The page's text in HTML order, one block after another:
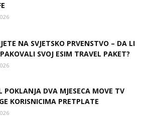
NA SVJETSKO PRVENSTVO – DA LI
SVOJ ESIM TRAVEL PAKET?
POKLANJA DVA MJESECA MOVE TV
KORISNICIMA PRETPLATE